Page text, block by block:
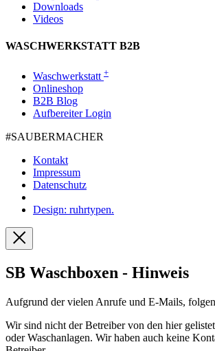
Downloads
Videos
WASCHWERKSTATT B2B
Waschwerkstatt +
Onlineshop
B2B Blog
Aufbereiter Login
#SAUBER­MACHER
Kontakt
Impressum
Datenschutz
Design: ruhrtypen.
SB Waschboxen - Hinweis
Aufgrund der vielen Anrufe und E-Mails,
Wir sind nicht der Betreiber von den hier
oder Waschanlagen. Wir haben auch keine